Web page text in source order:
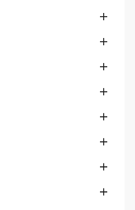







